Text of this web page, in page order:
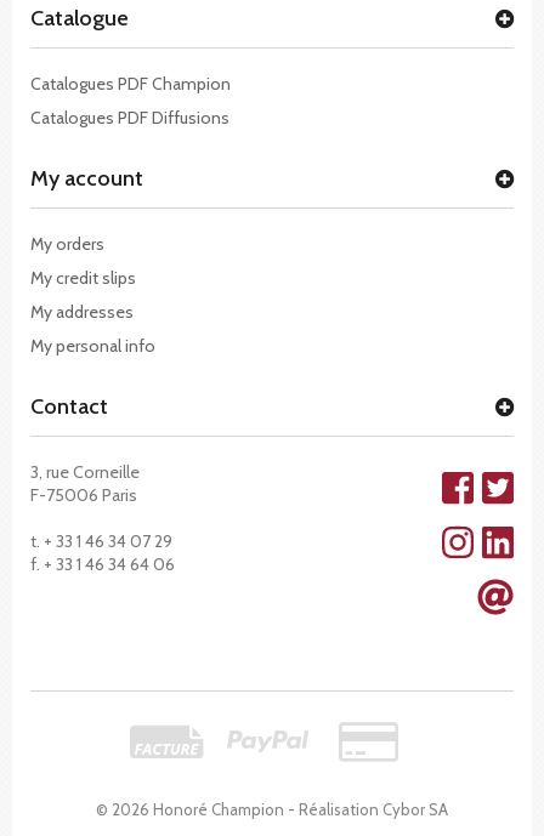
© 2026 Honoré Champion - Réalisation Cybor SA
Catalogue
Catalogues PDF Champion
Catalogues PDF Diffusions
My account
My orders
My credit slips
My addresses
My personal info
Contact
3, rue Corneille
F-75006 Paris
t. + 33 1 46 34 07 29
f. + 33 1 46 34 64 06